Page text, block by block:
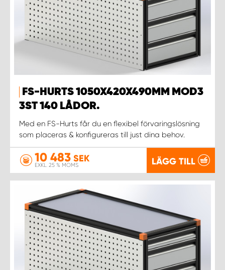
FS-HURTS 1050X420X490MM MOD3
3ST 140 LÅDOR.
Med en FS-Hurts får du en flexibel förvaringslösning
som placeras & konfigureras till just dina behov.
10 483 SEK
EXKL. 25 % MOMS LÄGG TILL